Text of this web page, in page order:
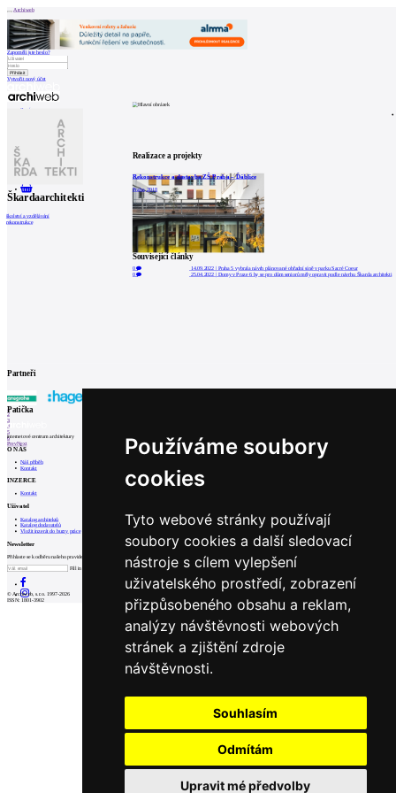
Používáme soubory
cookies
Tyto webové stránky používají
soubory cookies a další sledovací
nástroje s cílem vylepšení
uživatelského prostředí, zobrazení
přizpůsobeného obsahu a reklam,
analýzy návštěvnosti webových
stránek a zjištění zdroje
návštěvnosti.
Souhlasím
Odmítám
Upravit mé předvolby
Archiweb
Zapoměli jste heslo?
Vytvořit nový účet
Zprávy
en
0
Škardaarchitekti
školství a vzdělávání
rekonstrukce
Realizace a projekty
Rekonstrukce a dostavba ZŠ Praha – Ďáblice
Praha, 2018
Související články
0 14.09.2022
Praha 5 vybrala návrh plánované obřadní síně v parku Sacré Coeur
0
25.04.2022 | Domy v Praze 6 by se pro dům seniorů měly opravit podle návrhu Škarda architekti
Partneři
1
2
3
4
5
6
PrevNext
Patička
internetové centrum architektury
O NÁS
Náš příběh
Kontakt
INZERCE
Kontakt
Uživatel
Katalog architektů
Katalog dodavatelů
Vložit inzerát do burzy práce
Newsletter
Přihlaste se k odběru našeho pravidelného týdenního newsletteru:
Fill in „nospam“
© Archiweb, s.r.o. 1997-2026
ISSN: 1801-3902